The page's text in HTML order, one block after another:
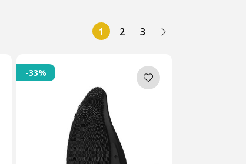
1 2 3
-33%